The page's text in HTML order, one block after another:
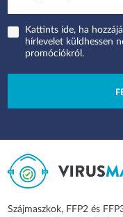
Kattints ide, ha
hírlevelet küldhessen
promóciókról.
Szájmaszkok, FFP2 és